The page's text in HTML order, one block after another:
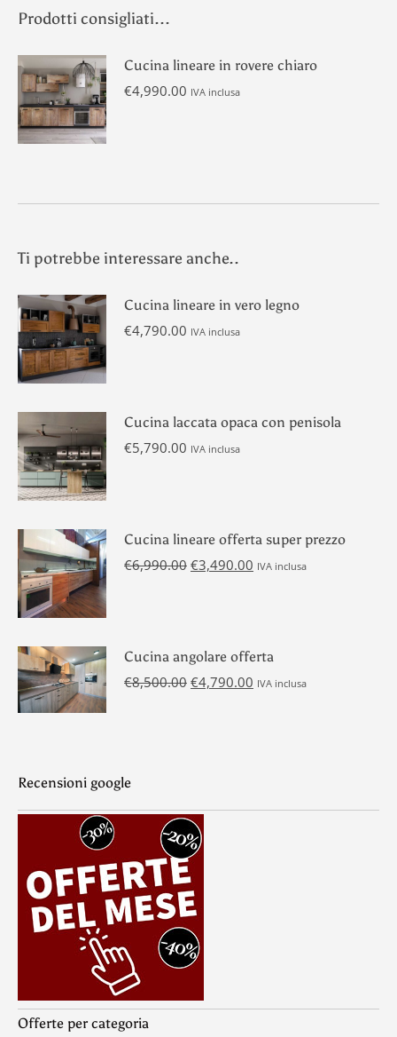
Prodotti consigliati...
Cucina lineare in rovere chiaro
€4,990.00 IVA inclusa
Ti potrebbe interessare anche..
Cucina lineare in vero legno
€4,790.00 IVA inclusa
Cucina laccata opaca con penisola
€5,790.00 IVA inclusa
Cucina lineare offerta super prezzo
€6,990.00 Il
€6,990.00.
€3,490.00 Il
€3,490.00.
IVA inclusa
Cucina angolare offerta
€8,500.00 Il
€4,790.00 IlIVA inclusa
Recensioni google
Offerte per categoria